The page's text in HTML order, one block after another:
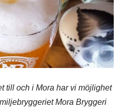
till och i Mora har vi möjlighet
Mora Bryggeri